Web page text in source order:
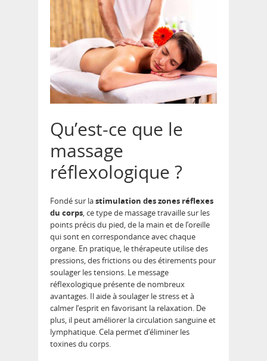
Qu’est-ce que le
massage
réflexologique ?
Fondé sur lastimulation des zones réflexes
du corps, ce type de massage travaille sur les
points précis du pied, de la main et de l’oreille
qui sont en correspondance avec chaque
organe. En pratique, le thérapeute utilise des
pressions, des frictions ou des étirements pour
soulager les tensions. Le message
réflexologique présente de nombreux
avantages. Il aide à soulager le stress et à
calmer l’esprit en favorisant la relaxation. De
plus, il peut améliorer la circulation sanguine et
lymphatique. Cela permet d’éliminer les
toxines du corps.